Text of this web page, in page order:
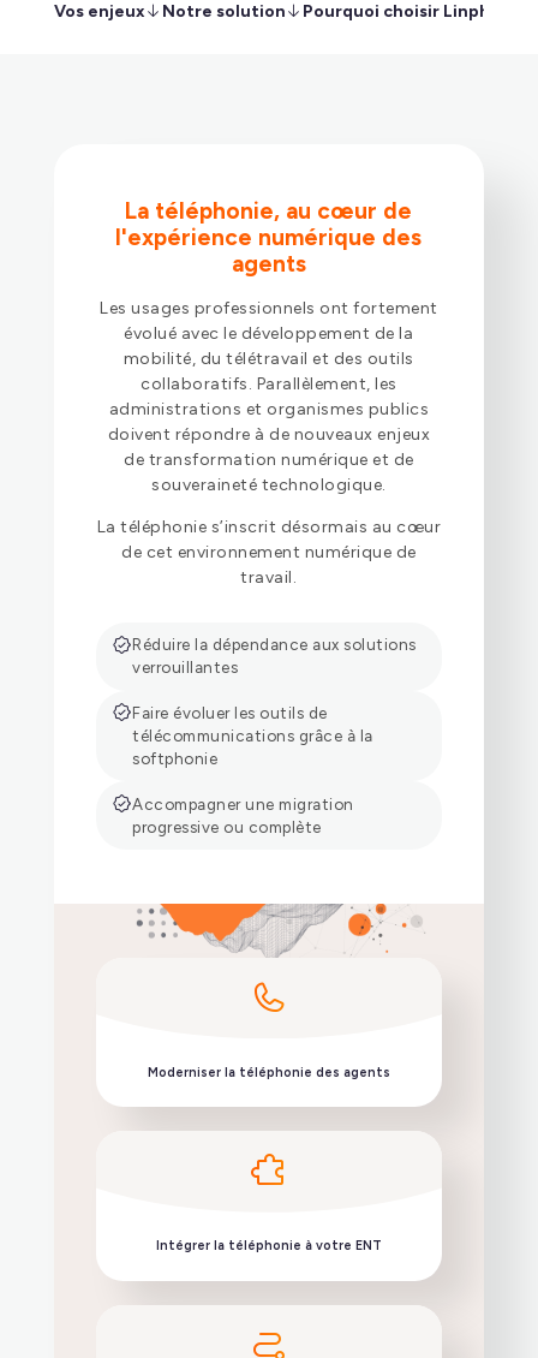
Vos enjeux Notre solution Pourquoi choisir Linphone ?
La téléphonie, au cœur de
l'expérience numérique des
agents
Les usages professionnels ont fortement
évolué avec le développement de la
mobilité, du télétravail et des outils
collaboratifs. Parallèlement, les
administrations et organismes publics
doivent répondre à de nouveaux enjeux
de transformation numérique et de
souveraineté technologique.
La téléphonie s’inscrit désormais au cœur
de cet environnement numérique de
travail.
Réduire la dépendance aux solutions
verrouillantes
Faire évoluer les outils de
télécommunications grâce à la
softphonie
Accompagner une migration
progressive ou complète
Moderniser la téléphonie des agents